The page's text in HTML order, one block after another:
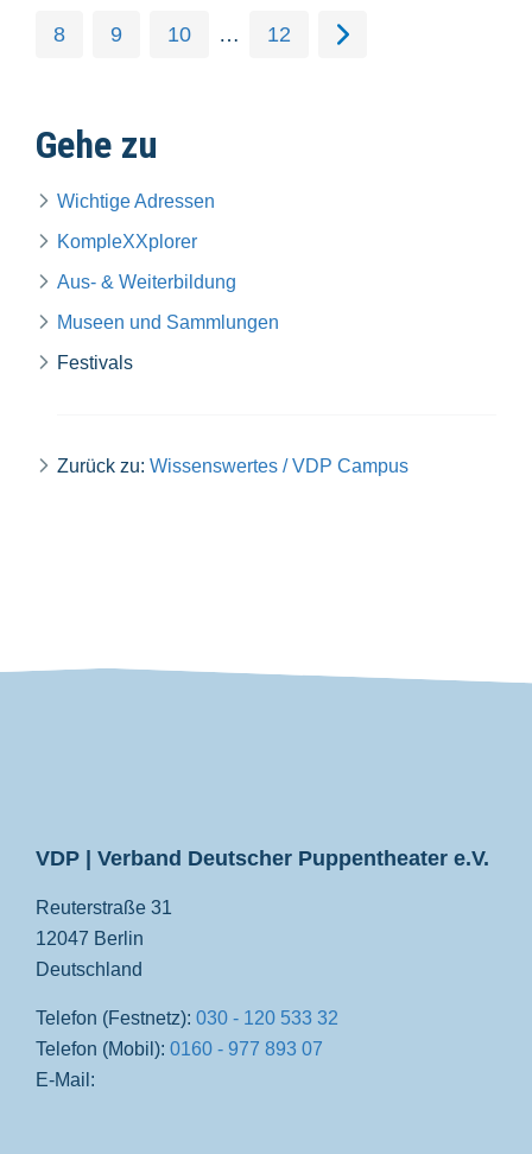
8 9 10 … 12
Gehe zu
Wichtige Adressen
KompleXXplorer
Aus- & Weiterbildung
Museen und Sammlungen
Festivals
Zurück zu: Wissenswertes / VDP Campus
VDP | Verband Deutscher Puppentheater e.V.
Reuterstraße 31
12047 Berlin
Deutschland
Telefon (Festnetz): 030 - 120 533 32
Telefon (Mobil): 0160 - 977 893 07
E-Mail: